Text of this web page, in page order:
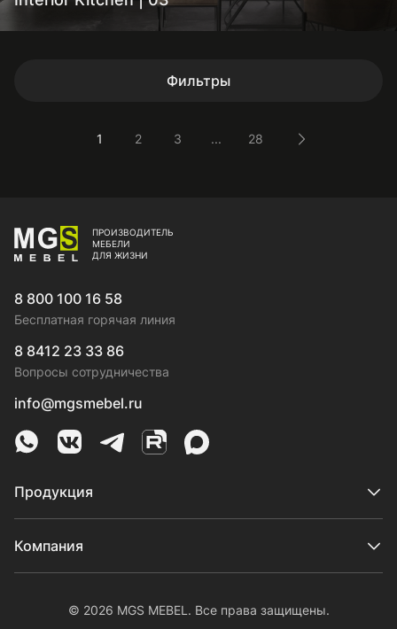
Фильтры
1 2 3 ... 28
ПРОИЗВОДИТЕЛЬ
МЕБЕЛИ
ДЛЯ ЖИЗНИ
8 800 100 16 58
Бесплатная горячая линия
8 8412 23 33 86
Вопросы сотрудничества
info@mgsmebel.ru
MGS Mebel в Whatsapp
MGS Mebel в VK
MGS Mebel в Telegram
MGS Mebel на Rutube
MGS Mebel на MAX
Продукция
Компания
© 2026 MGS MEBEL. Все права защищены.